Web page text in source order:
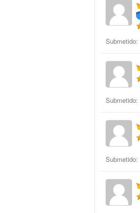
Submetido:
Submetido:
Submetido: